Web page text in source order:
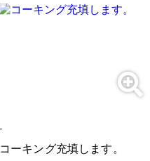
コーキング充填します。